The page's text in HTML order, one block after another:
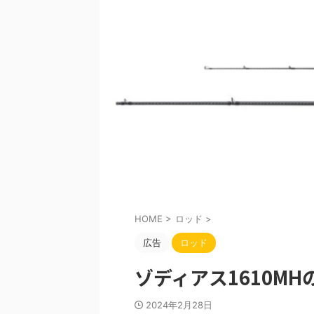
HOME > ロッド >
広告 ロッド
ゾディアス1610MH
2024年2月28日